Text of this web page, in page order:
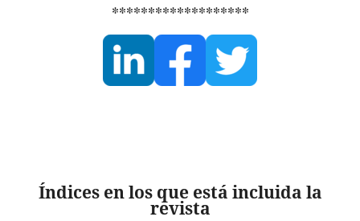
*******************
Índices en los que está incluida la
revista